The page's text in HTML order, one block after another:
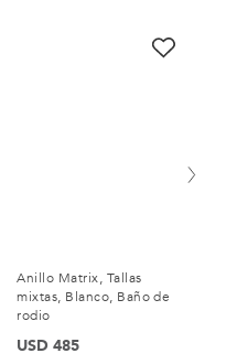
Anillo Matrix, Tallas
mixtas, Blanco, Baño de
rodio
USD 485